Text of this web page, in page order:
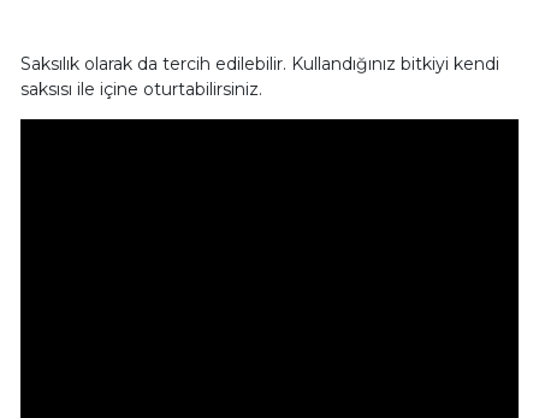
Saksılık olarak da tercih edilebilir. Kullandığınız bitkiyi kendi
saksısı ile içine oturtabilirsiniz.